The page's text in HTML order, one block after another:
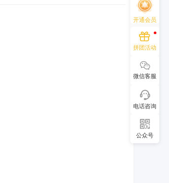
开通会员
拼团活动
微信客服
电话咨询
公众号